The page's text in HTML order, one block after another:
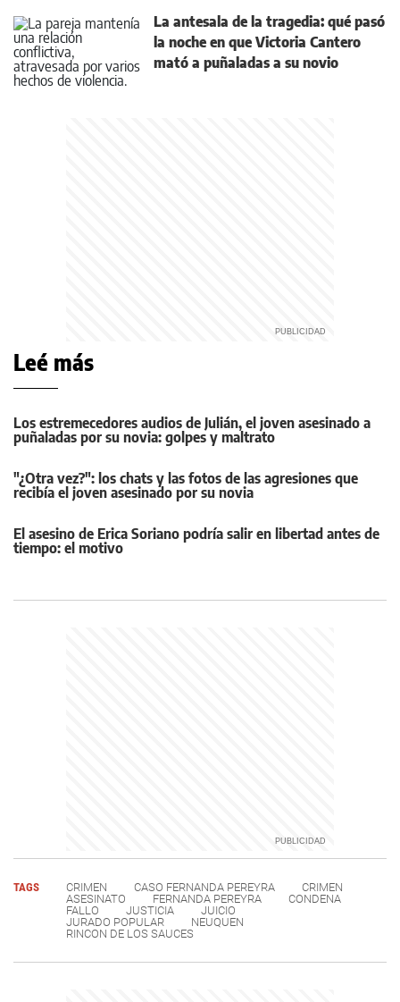
La antesala de la tragedia: qué pasó
la noche en que Victoria Cantero
mató a puñaladas a su novio
Leé más
Los estremecedores audios de Julián, el joven asesinado a
puñaladas por su novia: golpes y maltrato
"¿Otra vez?": los chats y las fotos de las agresiones que
recibía el joven asesinado por su novia
El asesino de Erica Soriano podría salir en libertad antes de
tiempo: el motivo
TAGS CRIMEN CASO FERNANDA PEREYRA
CRIMEN
ASESINATO
FERNANDA PEREYRA
CONDENA
FALLO
JUSTICIA
JUICIO
JURADO POPULAR
NEUQUEN
RINCON DE LOS SAUCES